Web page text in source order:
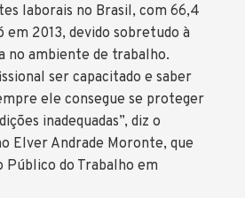
laborais no Brasil, com 66,4
em 2013, devido sobretudo à
no ambiente de trabalho.
ser capacitado e saber
ele consegue se proteger
inadequadas”, diz o
Elver Andrade Moronte, que
do Trabalho em